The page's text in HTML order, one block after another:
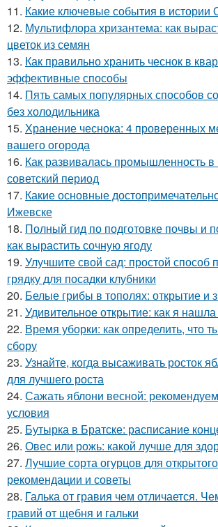
11. Какие ключевые события в истории
12. Мультифлора хризантема: как
цветок из семян
13. Как правильно хранить чеснок в
эффективные способы
14. Пять самых популярных способов
без холодильника
15. Хранение чеснока: 4 проверенных
вашего огорода
16. Как развивалась промышленность в
советский период
17. Какие основные
Ижевске
18. Полный гид по подготовке почвы и
как вырастить сочную ягоду
19. Улучшите свой сад: простой способ
грядку для посадки клубники
20. Белые грибы в тополях: открытие и
21. Удивительное открытие: как я
22. Время уборки: как определить, что
сбору
23. Узнайте, когда высаживать росток
для лучшего роста
24. Сажать яблони весной:
условия
25. Бутырка в Братске: расписание
26. Овес или рожь: какой лучше для
27. Лучшие сорта огурцов для
рекомендации и советы
28. Галька от гравия чем отличается.
гравий от щебня и гальки